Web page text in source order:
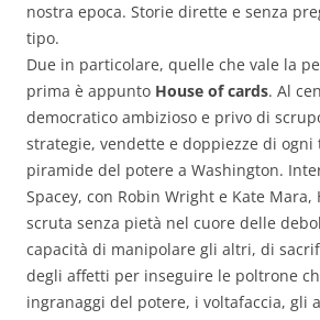
nostra epoca. Storie dirette e senza
tipo.
Due in particolare, quelle che vale la
prima è appunto House of cards. Al
democratico ambizioso e privo di
strategie, vendette e doppiezze di ogni
piramide del potere a Washington.
Spacey, con Robin Wright e Kate Mara,
scruta senza pietà nel cuore delle
capacità di manipolare gli altri, di
degli affetti per inseguire le poltrone
ingranaggi del potere, i voltafaccia, gli